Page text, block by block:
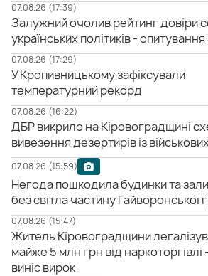
07.08.26 (17:39)
Залужний очолив рейтинг довіри
українських політиків -
07.08.26 (17:29)
У Кропивницькому зафіксували
температурний рекорд
07.08.26 (16:22)
ДБР викрило на Кіровоградщині
вивезення дезертирів із
07.08.26 (15:59)
Негода пошкодила будинки та
без світла частину Гайворонської
07.08.26 (15:47)
Житель Кіровоградщини
майже 5 млн грн від наркоторгівлі
виніс вирок